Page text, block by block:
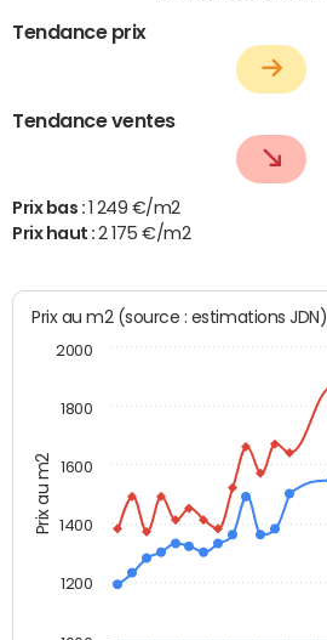
Tendance prix
Tendance ventes
Prix bas :
1 249 €/m2
Prix haut :2 175 €/m2
Prix au m2
Prix au m2 (source : estimations JDN)
1200
1400
1600
1800
2000